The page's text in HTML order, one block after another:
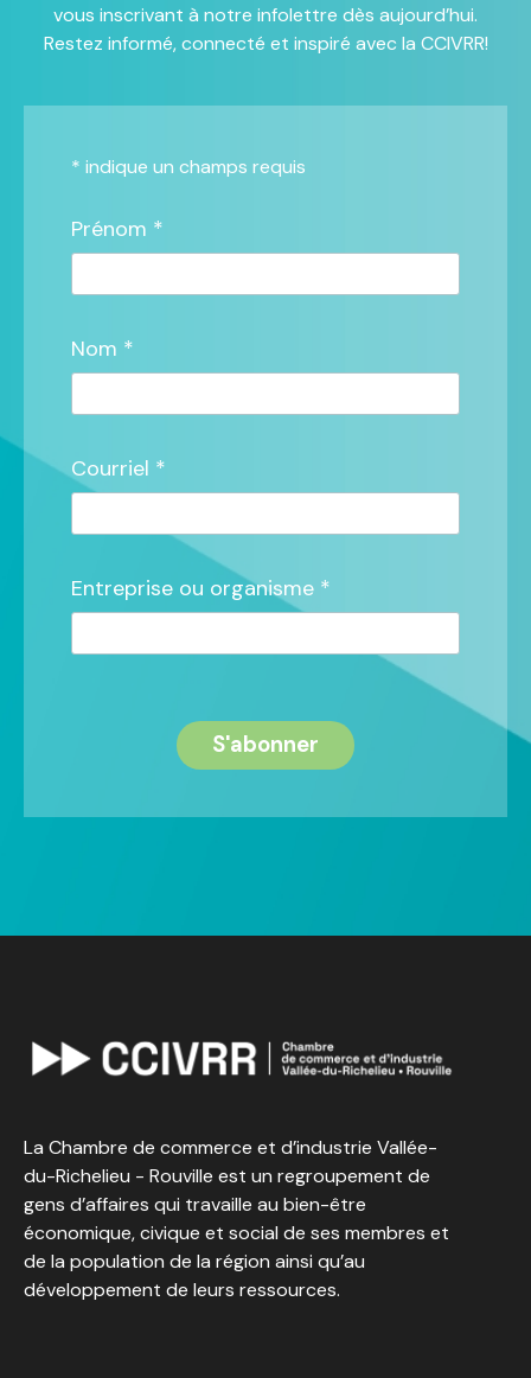
vous inscrivant à notre infolettre dès aujourd’hui.
Restez informé, connecté et inspiré avec la CCIVRR!
* indique un champs requis
Prénom *
Nom *
Courriel *
Entreprise ou organisme *
La Chambre de commerce et d’industrie Vallée-
du-Richelieu - Rouville est un regroupement de
gens d’affaires qui travaille au bien-être
économique, civique et social de ses membres et
de la population de la région ainsi qu’au
développement de leurs ressources.